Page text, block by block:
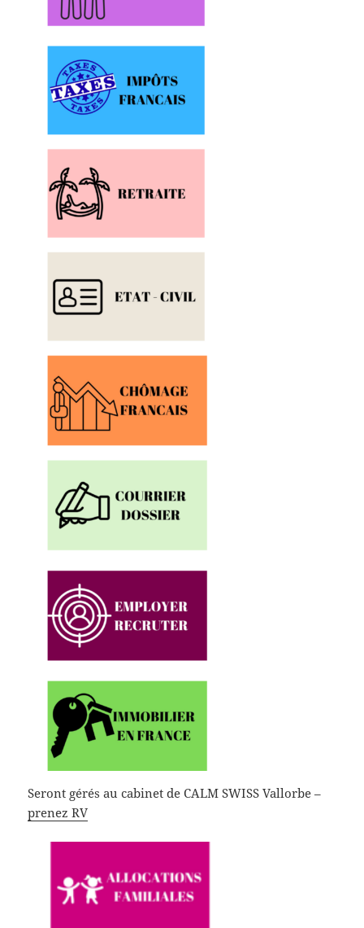
Seront gérés au cabinet de CALM SWISS Vallorbe –
prenez RV